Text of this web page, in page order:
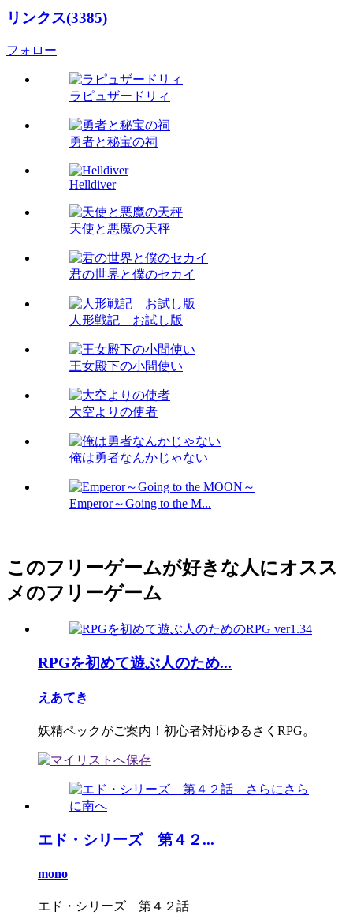
リンクス(3385)
フォロー
ラピュザードリィ
勇者と秘宝の祠
Helldiver
天使と悪魔の天秤
君の世界と僕のセカイ
人形戦記 お試し版
王女殿下の小間使い
大空よりの使者
俺は勇者なんかじゃない
Emperor～Going to the M...
このフリーゲームが好きな人にオスス
メのフリーゲーム
RPGを初めて遊ぶ人のため...
えあてき
妖精ペックがご案内！初心者対応ゆるさくRPG。
エド・シリーズ 第４２...
mono
エド・シリーズ 第４２話